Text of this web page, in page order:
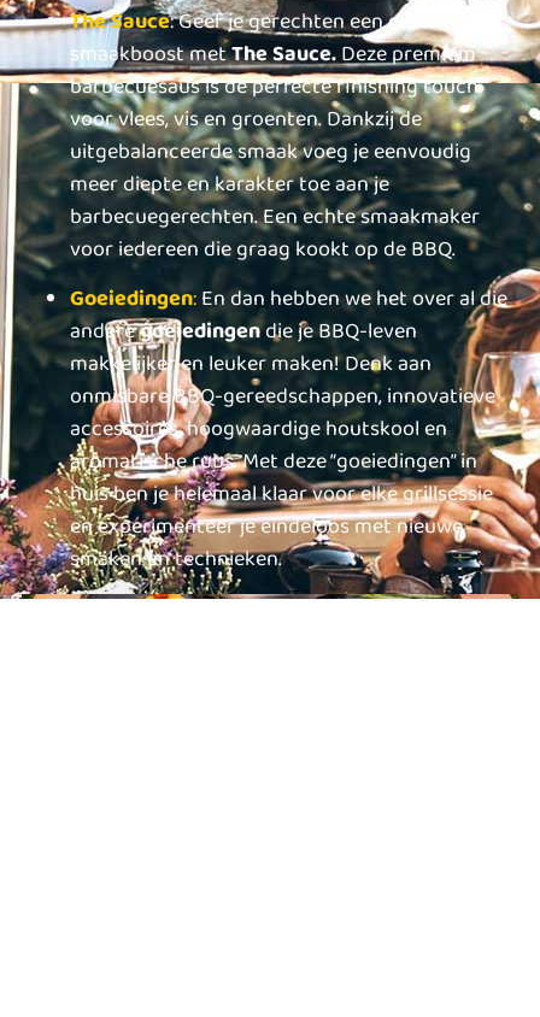
The Sauce: Geef je gerechten een extra
smaakboost metThe Sauce.Deze premium
barbecuesaus is de perfecte finishing touch
voor vlees, vis en groenten. Dankzij de
uitgebalanceerde smaak voeg je eenvoudig
meer diepte en karakter toe aan je
barbecuegerechten. Een echte smaakmaker
voor iedereen die graag kookt op de BBQ.
Goeiedingen:En dan hebben we het over al die
anderegoeiedingendie je BBQ-leven
makkelijker en leuker maken! Denk aan
onmisbare BBQ-gereedschappen, innovatieve
accessoires, hoogwaardige houtskool en
aromatische rubs. Met deze “goeiedingen” in
huis ben je helemaal klaar voor elke grillsessie
en experimenteer je eindeloos met nieuwe
smaken en technieken.